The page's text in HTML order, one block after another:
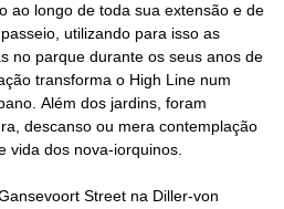
ao longo de toda sua extensão e de
utilizando para isso as
no parque durante os seus anos de
transforma o High Line num
Além dos jardins, foram
descanso ou mera contemplação
vida dos nova-iorquinos.
Street na Diller-von